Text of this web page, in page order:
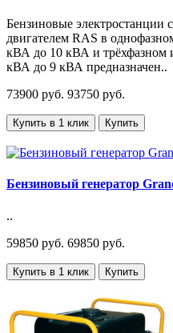
Бензиновые электростанции
двигателем RAS в
кВА до 10 кВА и трёхфазном
кВА до 9 кВА предназначен..
73900 руб. 93750 руб.
Купить в 1 клик Купить
Бензиновый генератор
..
59850 руб. 69850 руб.
Купить в 1 клик Купить